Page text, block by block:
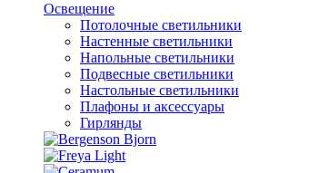
Освещение
Потолочные светильники
Настенные светильники
Напольные светильники
Подвесные светильники
Настольные светильники
Плафоны и аксессуары
Гирлянды